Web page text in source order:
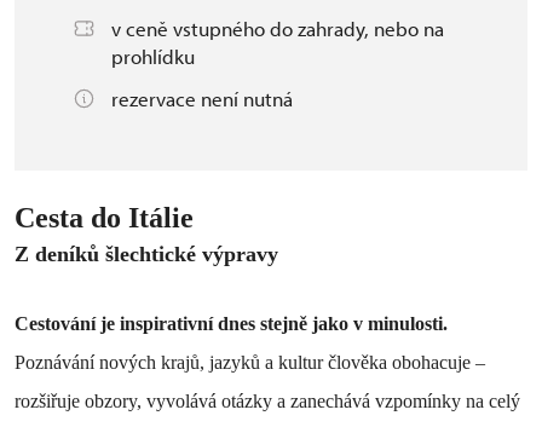
v ceně vstupného do zahrady, nebo na
prohlídku
rezervace není nutná
Cesta do Itálie
Z deníků šlechtické výpravy
Cestování je inspirativní dnes stejně jako v minulosti.
Poznávání nových krajů, jazyků a kultur člověka obohacuje –
rozšiřuje obzory, vyvolává otázky a zanechává vzpomínky na celý